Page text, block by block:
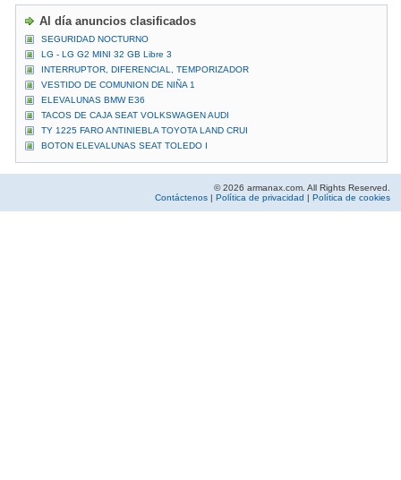
Al día anuncios clasificados
SEGURIDAD NOCTURNO
LG - LG G2 MINI 32 GB Libre 3
INTERRUPTOR, DIFERENCIAL, TEMPORIZADOR
VESTIDO DE COMUNION DE NIÑA 1
ELEVALUNAS BMW E36
TACOS DE CAJA SEAT VOLKSWAGEN AUDI
TY 1225 FARO ANTINIEBLA TOYOTA LAND CRUI
BOTON ELEVALUNAS SEAT TOLEDO I
© 2026 armanax.com. All Rights Reserved.
Contáctenos
Política de privacidad Política de cookies